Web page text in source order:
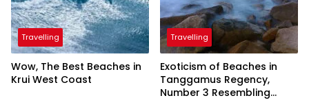
Travelling
Wow, The Best Beaches in
Krui West Coast
Travelling
Exoticism of Beaches in
Tanggamus Regency,
Number 3 Resembling